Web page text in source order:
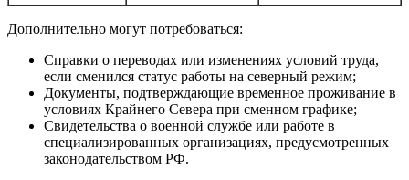
Дополнительно могут потребоваться:
Справки о переводах или изменениях условий труда,
если сменился статус работы на северный режим;
Документы, подтверждающие временное проживание в
условиях Крайнего Севера при сменном графике;
Свидетельства о военной службе или работе в
специализированных организациях, предусмотренных
законодательством РФ.